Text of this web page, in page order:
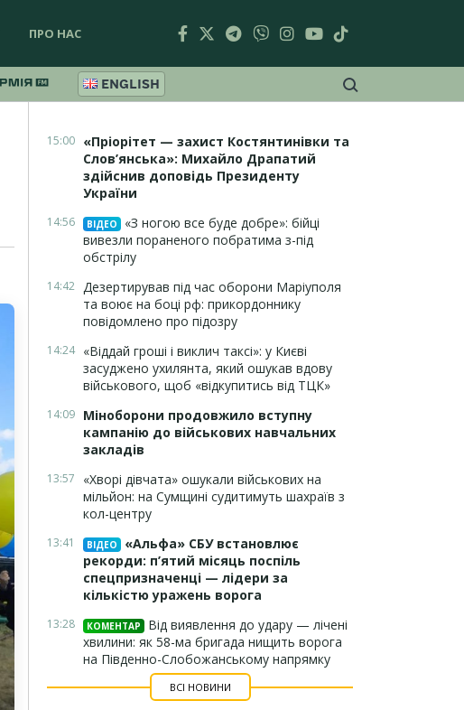
ПРО НАС
ENGLISH
15:00 «Пріорітет — захист Костянтинівки та
Слов’янська»: Михайло Драпатий
здійснив доповідь Президенту
України
14:56 ВІДЕО
«З ногою все буде добре»: бійці
вивезли пораненого побратима з-під
обстрілу
14:42 Дезертирував під час оборони Маріуполя
та воює на боці рф: прикордоннику
повідомлено про підозру
14:24 «Віддай гроші і виклич таксі»: у Києві
засуджено ухилянта, який ошукав вдову
військового, щоб «відкупитись від ТЦК»
14:09 Міноборони продовжило вступну
кампанію до військових навчальних
закладів
13:57
«Хворі дівчата» ошукали військових на
мільйон: на Сумщині судитимуть шахраїв з
кол-центру
13:41 ВІДЕО
«Альфа» СБУ встановлює
рекорди: п’ятий місяць поспіль
спецпризначенці — лідери за
кількістю уражень ворога
13:28 КОМЕНТАР
Від виявлення до удару — лічені
хвилини: як 58-ма бригада нищить ворога
на Південно-Слобожанському напрямку
ВСІ НОВИНИ